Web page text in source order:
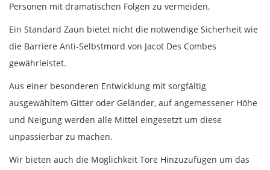
Personen mit dramatischen Folgen zu vermeiden.
Ein Standard Zaun bietet nicht die notwendige Sicherheit wie
die Barriere Anti-Selbstmord von Jacot Des Combes
gewährleistet.
Aus einer besonderen Entwicklung mit sorgfältig
ausgewähltem Gitter oder Geländer, auf angemessener Höhe
und Neigung werden alle Mittel eingesetzt um diese
unpassierbar zu machen.
Wir bieten auch die Möglichkeit Tore Hinzuzufügen um das